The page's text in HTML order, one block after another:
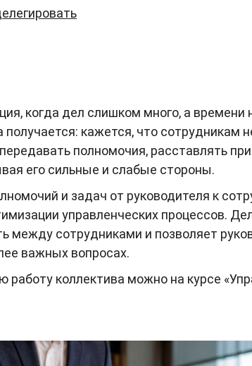
когда дел слишком много, а времени
кажется, что сотрудникам
полномочия, расставлять
его сильные и слабые стороны.
и задач от руководителя к
управленческих процессов.
между сотрудниками и позволяет
важных вопросах.
коллектива можно на курсе